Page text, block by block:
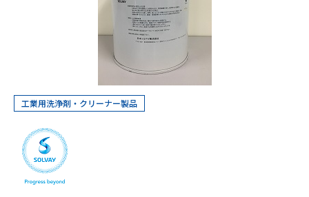
工業用洗浄剤・クリーナー製品